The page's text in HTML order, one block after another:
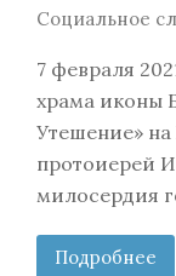
Социальное
7 февраля
храма иконы
Утешение»
протоиерей
милосердия
Подробнее